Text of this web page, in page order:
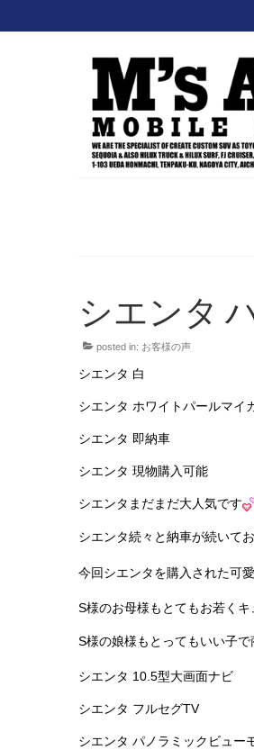
シエンタ
posted in: お客様の声
シエンタ 白
シエンタ ホワイトパールマイ
シエンタ 即納車
シエンタ 現物購入可能
シエンタまだまだ大人気です
シエンタ続々と納車が続いて
今回シエンタを購入された可
S様のお母様もとてもお若く
S様の娘様もとってもいい子
シエンタ 10.5型大画面ナビ
シエンタ フルセグTV
シエンタ パノラミックビュー